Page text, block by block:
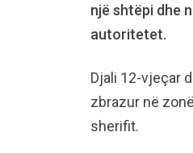
një shtëpi dhe
autoritetet.
Djali 12-vjeçar
zbrazur në
sherifit.